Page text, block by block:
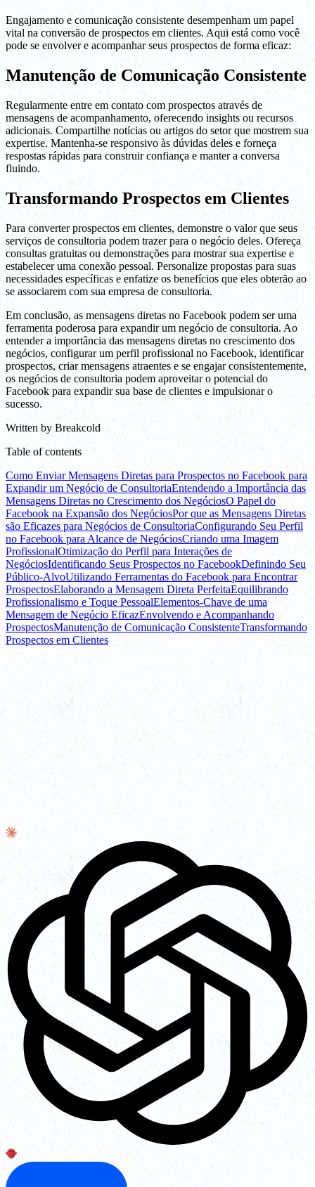
Engajamento e comunicação consistente desempenham um papel
vital na conversão de prospectos em clientes. Aqui está como você
pode se envolver e acompanhar seus prospectos de forma eficaz:
Manutenção de Comunicação Consistente
Regularmente entre em contato com prospectos através de
mensagens de acompanhamento, oferecendo insights ou recursos
adicionais. Compartilhe notícias ou artigos do setor que mostrem sua
expertise. Mantenha-se responsivo às dúvidas deles e forneça
respostas rápidas para construir confiança e manter a conversa
fluindo.
Transformando Prospectos em Clientes
Para converter prospectos em clientes, demonstre o valor que seus
serviços de consultoria podem trazer para o negócio deles. Ofereça
consultas gratuitas ou demonstrações para mostrar sua expertise e
estabelecer uma conexão pessoal. Personalize propostas para suas
necessidades específicas e enfatize os benefícios que eles obterão ao
se associarem com sua empresa de consultoria.
Em conclusão, as mensagens diretas no Facebook podem ser uma
ferramenta poderosa para expandir um negócio de consultoria. Ao
entender a importância das mensagens diretas no crescimento dos
negócios, configurar um perfil profissional no Facebook, identificar
prospectos, criar mensagens atraentes e se engajar consistentemente,
os negócios de consultoria podem aproveitar o potencial do
Facebook para expandir sua base de clientes e impulsionar o
sucesso.
Written by Breakcold
Table of contents
Como Enviar Mensagens Diretas para Prospectos no Facebook para
Expandir um Negócio de ConsultoriaEntendendo a Importância das
Mensagens Diretas no Crescimento dos NegóciosO Papel do
Facebook na Expansão dos NegóciosPor que as Mensagens Diretas
são Eficazes para Negócios de ConsultoriaConfigurando Seu Perfil
no Facebook para Alcance de NegóciosCriando uma Imagem
ProfissionalOtimização do Perfil para Interações de
NegóciosIdentificando Seus Prospectos no FacebookDefinindo Seu
Público-AlvoUtilizando Ferramentas do Facebook para Encontrar
ProspectosElaborando a Mensagem Direta PerfeitaEquilibrando
Profissionalismo e Toque PessoalElementos-Chave de uma
Mensagem de Negócio EficazEnvolvendo e Acompanhando
ProspectosManutenção de Comunicação ConsistenteTransformando
Prospectos em Clientes